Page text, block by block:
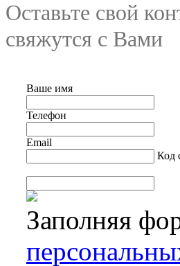
Оставьте свой
свяжутся с Вами
Ваше имя
Телефон
Email
Код
Заполняя